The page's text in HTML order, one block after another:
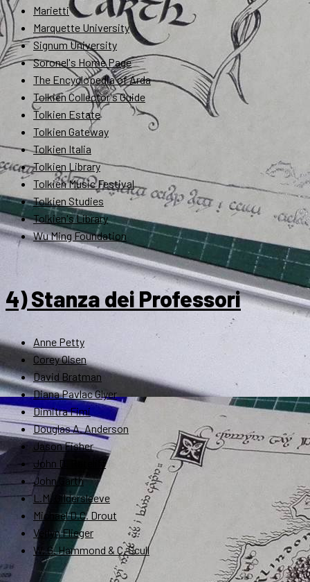
Marietti
Marquette University
Signum University
Soronel's Home Page
The Encyclopedia of Arda
Tolkien Collector's Guide
Tolkien Estate
Tolkien Gateway
Tolkien Italia
Tolkien Library
Tolkien Music Festival
Tolkien Studies
Tolkien's Library
Wu Ming Foundation
4) Stanza dei Professori
Anne Petty
Corey Olsen
David Bratman
Diana Pavlac Glyer
Dimitra Fimi
Douglas A. Anderson
Jason Fisher
John D. Rateliff
John Garth
L.M. Gildersleeve
Michael D.C. Drout
Verlyn Flieger
W. G. Hammond & C. Scull